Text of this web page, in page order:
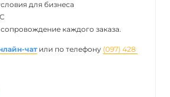
для бизнеса
каждого заказа.
чатили по телефону (097) 428